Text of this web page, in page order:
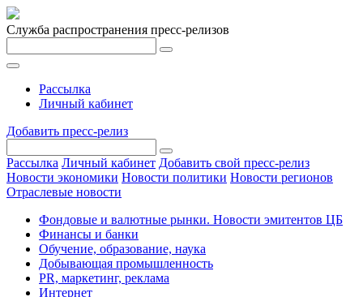
Служба распространения пресс-релизов
Рассылка
Личный кабинет
Добавить пресс-релиз
Рассылка Личный кабинет Добавить свой пресс-релиз
Новости экономики Новости политики Новости регионов
Отраслевые новости
Фондовые и валютные рынки. Новости эмитентов ЦБ
Финансы и банки
Обучение, образование, наука
Добывающая промышленность
PR, маркетинг, реклама
Интернет